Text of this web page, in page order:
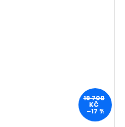
19 700
KČ
–17 %